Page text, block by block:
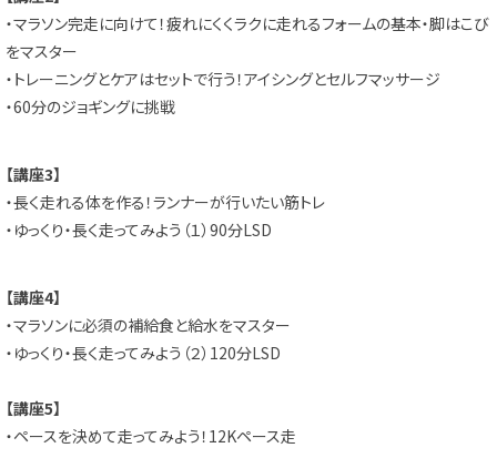
・マラソン完走に向けて！疲れにくくラクに走れるフォームの基本・脚はこび
をマスター
・トレーニングとケアはセットで行う！アイシングとセルフマッサージ
・60分のジョギングに挑戦
【講座3】
・長く走れる体を作る！ランナーが行いたい筋トレ
・ゆっくり・長く走ってみよう（１）90分LSD
【講座4】
・マラソンに必須の補給食と給水をマスター
・ゆっくり・長く走ってみよう（２）120分LSD
【講座5】
・ペースを決めて走ってみよう！12Kペース走